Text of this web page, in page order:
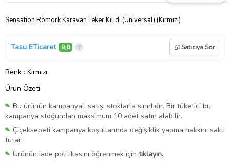
Sensation Römork Karavan Teker Kilidi (Universal) (Kırmızı)
Tasu ETicaret 9,8 Satıcıya Sor
Renk : Kırmızı
Ürün Özeti
Bu ürünün kampanyalı satışı stoklarla sınırlıdır. Bir tüketici bu
kampanya stoğundan maksimum 10 adet satın alabilir.
Çiçeksepeti kampanya koşullarında değişiklik yapma hakkını saklı
tutar.
Ürünün iade politikasını öğrenmek için tıklayın.